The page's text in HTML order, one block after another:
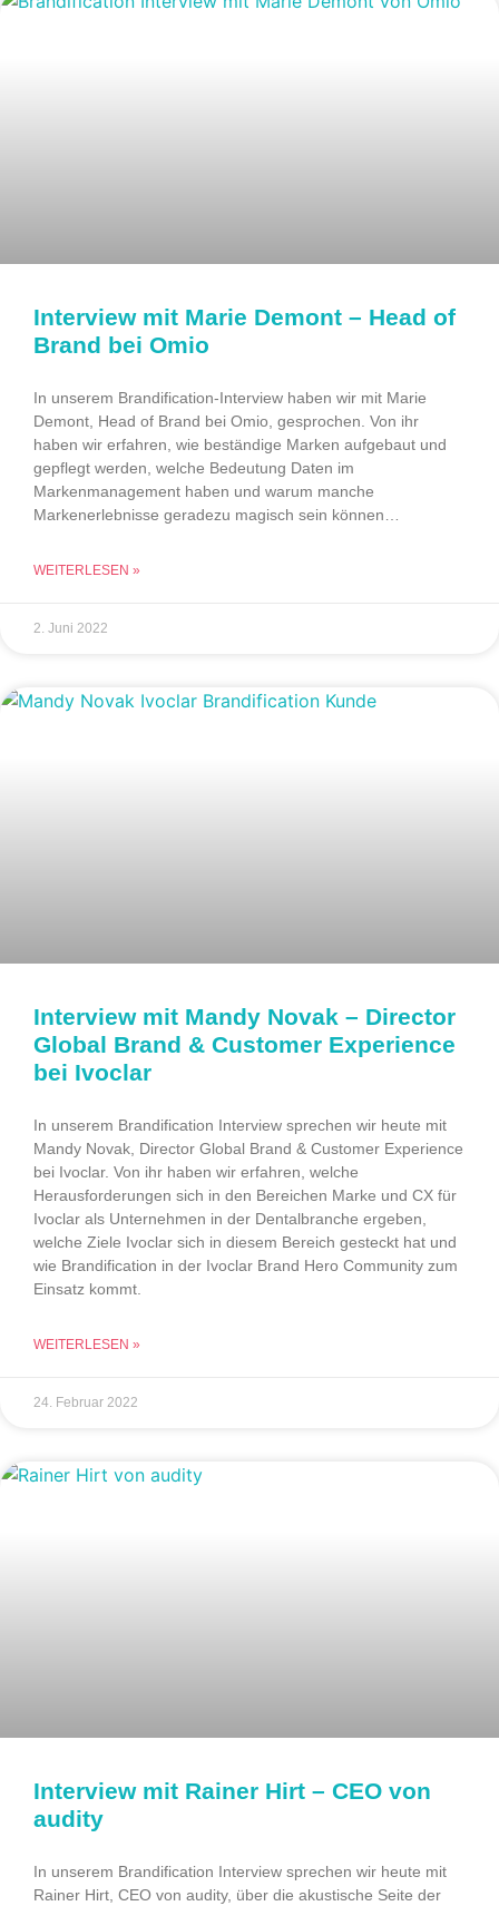
Interview mit Marie Demont – Head of
Brand bei Omio
In unserem Brandification-Interview haben wir mit Marie
Demont, Head of Brand bei Omio, gesprochen. Von ihr
haben wir erfahren, wie beständige Marken aufgebaut und
gepflegt werden, welche Bedeutung Daten im
Markenmanagement haben und warum manche
Markenerlebnisse geradezu magisch sein können…
WEITERLESEN »
2. Juni 2022
Interview mit Mandy Novak – Director
Global Brand & Customer Experience
bei Ivoclar
In unserem Brandification Interview sprechen wir heute mit
Mandy Novak, Director Global Brand & Customer Experience
bei Ivoclar. Von ihr haben wir erfahren, welche
Herausforderungen sich in den Bereichen Marke und CX für
Ivoclar als Unternehmen in der Dentalbranche ergeben,
welche Ziele Ivoclar sich in diesem Bereich gesteckt hat und
wie Brandification in der Ivoclar Brand Hero Community zum
Einsatz kommt.
WEITERLESEN »
24. Februar 2022
Interview mit Rainer Hirt – CEO von
audity
In unserem Brandification Interview sprechen wir heute mit
Rainer Hirt, CEO von audity, über die akustische Seite der